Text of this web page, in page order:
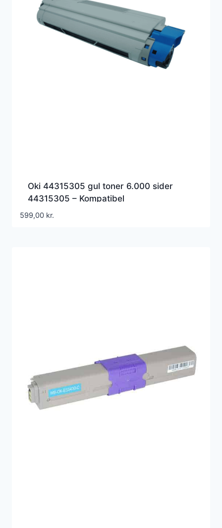
Oki 44315305 gul toner 6.000 sider
44315305 – Kompatibel
599,00 kr.